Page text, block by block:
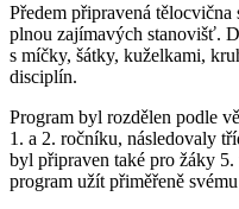
Předem připravená
plnou zajímavých stanovišť.
s míčky, šátky, kuželkami,
disciplín.
Program byl rozdělen podle
1. a 2. ročníku, následovaly
byl připraven také pro žáky
program užít přiměřeně